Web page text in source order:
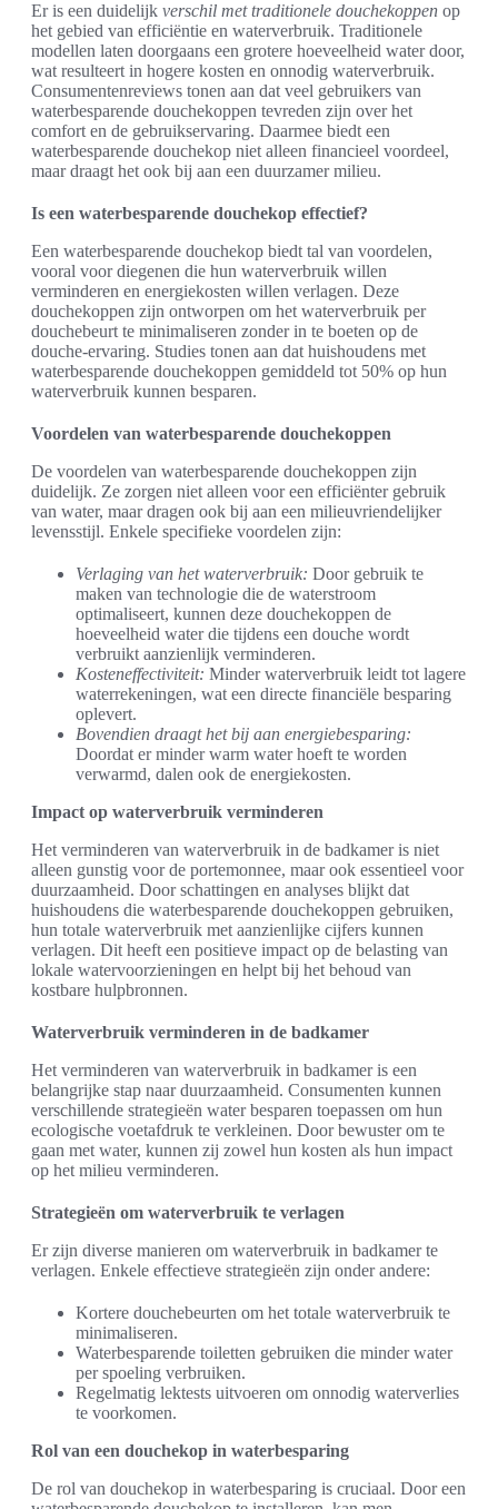
Er is een duidelijk verschil met traditionele douchekoppen op
het gebied van efficiëntie en waterverbruik. Traditionele
modellen laten doorgaans een grotere hoeveelheid water door,
wat resulteert in hogere kosten en onnodig waterverbruik.
Consumentenreviews tonen aan dat veel gebruikers van
waterbesparende douchekoppen tevreden zijn over het
comfort en de gebruikservaring. Daarmee biedt een
waterbesparende douchekop niet alleen financieel voordeel,
maar draagt het ook bij aan een duurzamer milieu.
Is een waterbesparende douchekop effectief?
Een waterbesparende douchekop biedt tal van voordelen,
vooral voor diegenen die hun waterverbruik willen
verminderen en energiekosten willen verlagen. Deze
douchekoppen zijn ontworpen om het waterverbruik per
douchebeurt te minimaliseren zonder in te boeten op de
douche-ervaring. Studies tonen aan dat huishoudens met
waterbesparende douchekoppen gemiddeld tot 50% op hun
waterverbruik kunnen besparen.
Voordelen van waterbesparende douchekoppen
De voordelen van waterbesparende douchekoppen zijn
duidelijk. Ze zorgen niet alleen voor een efficiënter gebruik
van water, maar dragen ook bij aan een milieuvriendelijker
levensstijl. Enkele specifieke voordelen zijn:
Verlaging van het waterverbruik: Door gebruik te
maken van technologie die de waterstroom
optimaliseert, kunnen deze douchekoppen de
hoeveelheid water die tijdens een douche wordt
verbruikt aanzienlijk verminderen.
Kosteneffectiviteit: Minder waterverbruik leidt tot lagere
waterrekeningen, wat een directe financiële besparing
oplevert.
Bovendien draagt het bij aan energiebesparing:
Doordat er minder warm water hoeft te worden
verwarmd, dalen ook de energiekosten.
Impact op waterverbruik verminderen
Het verminderen van waterverbruik in de badkamer is niet
alleen gunstig voor de portemonnee, maar ook essentieel voor
duurzaamheid. Door schattingen en analyses blijkt dat
huishoudens die waterbesparende douchekoppen gebruiken,
hun totale waterverbruik met aanzienlijke cijfers kunnen
verlagen. Dit heeft een positieve impact op de belasting van
lokale watervoorzieningen en helpt bij het behoud van
kostbare hulpbronnen.
Waterverbruik verminderen in de badkamer
Het verminderen van waterverbruik in badkamer is een
belangrijke stap naar duurzaamheid. Consumenten kunnen
verschillende strategieën water besparen toepassen om hun
ecologische voetafdruk te verkleinen. Door bewuster om te
gaan met water, kunnen zij zowel hun kosten als hun impact
op het milieu verminderen.
Strategieën om waterverbruik te verlagen
Er zijn diverse manieren om waterverbruik in badkamer te
verlagen. Enkele effectieve strategieën zijn onder andere:
Kortere douchebeurten om het totale waterverbruik te
minimaliseren.
Waterbesparende toiletten gebruiken die minder water
per spoeling verbruiken.
Regelmatig lektests uitvoeren om onnodig waterverlies
te voorkomen.
Rol van een douchekop in waterbesparing
De rol van douchekop in waterbesparing is cruciaal. Door een